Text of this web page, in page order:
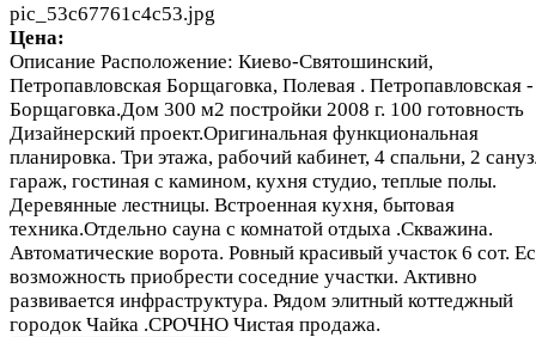
pic_53c67761c4c53.jpg
Цена:
Описание Расположение: Киево-Святошинский,
Петропавловская Борщаговка, Полевая . Петропавловская -
Борщаговка.Дом 300 м2 постройки 2008 г. 100 готовность
Дизайнерский проект.Оригинальная функциональная
планировка. Три этажа, рабочий кабинет, 4 спальни, 2
гараж, гостиная с камином, кухня студио, теплые полы.
Деревянные лестницы. Встроенная кухня, бытовая
техника.Отдельно сауна с комнатой отдыха .Скважина.
Автоматические ворота. Ровный красивый участок 6 сот.
возможность приобрести соседние участки. Активно
развивается инфраструктура. Рядом элитный коттеджный
городок Чайка .СРОЧНО Чистая продажа.